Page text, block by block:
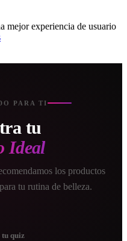
mejor experiencia de usuario
PARA TI
tu
Ideal
los productos
tu rutina de belleza.
quiz